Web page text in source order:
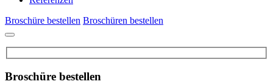
Broschüre bestellen Broschüren bestellen
Broschüre bestellen